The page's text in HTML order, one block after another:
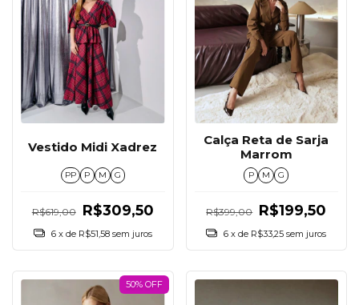
Vestido Midi Xadrez
PP P M G
R$619,00 R$309,50
6 x de R$51,58 sem juros
Calça Reta de Sarja
Marrom
P M G
R$399,00 R$199,50
6 x de R$33,25 sem juros
50% OFF